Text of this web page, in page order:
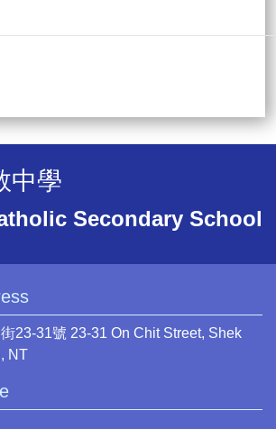
中學
Secondary School
23-31號 23-31 On Chit Street, Shek
NT